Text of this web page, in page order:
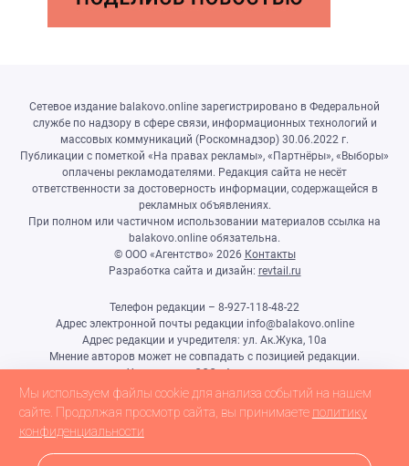
Сетевое издание balakovo.online зарегистрировано в Федеральной
службе по надзору в сфере связи, информационных технологий и
массовых коммуникаций (Роскомнадзор) 30.06.2022 г.
Публикации с пометкой «На правах рекламы», «Партнёры», «Выборы»
оплачены рекламодателями. Редакция сайта не несёт
ответственности за достоверность информации, содержащейся в
рекламных объявлениях.
При полном или частичном использовании материалов ссылка на
balakovo.online обязательна.
© ООО «Агентство» 2026 Контакты
Разработка сайта и дизайн: revtail.ru
Телефон редакции – 8-927-118-48-22
Адрес электронной почты редакции info@balakovo.online
Адрес редакции и учредителя: ул. Ак.Жука, 10а
Мнение авторов может не совпадать с позицией редакции.
Учредитель: ООО «Агентство»
Гл.редактор Ивлиева Н.Н.
Настоящий ресурс может содержать материалы 18+
Мы используем файлы cookie для анализа событий на нашем
сайте. Продолжая просмотр сайта, вы принимаете политику
конфиденциальности